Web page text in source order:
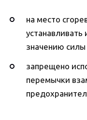
на место
значению силы
запрещено
перемычки